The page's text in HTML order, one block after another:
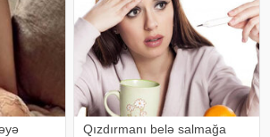
Qızdırmanı belə salmağa